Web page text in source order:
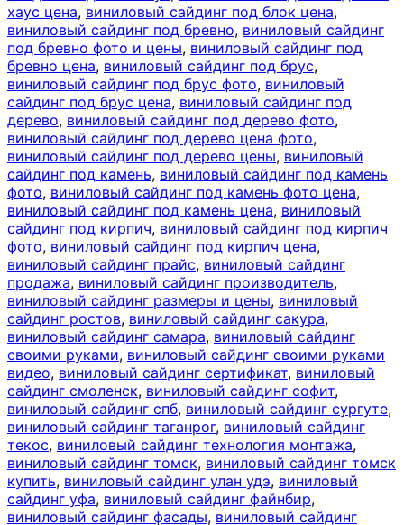
хаус цена, виниловый сайдинг под блок цена,
виниловый сайдинг под бревно, виниловый сайдинг
под бревно фото и цены, виниловый сайдинг под
бревно цена, виниловый сайдинг под брус,
виниловый сайдинг под брус фото, виниловый
сайдинг под брус цена, виниловый сайдинг под
дерево, виниловый сайдинг под дерево фото,
виниловый сайдинг под дерево цена фото,
виниловый сайдинг под дерево цены, виниловый
сайдинг под камень, виниловый сайдинг под камень
фото, виниловый сайдинг под камень фото цена,
виниловый сайдинг под камень цена, виниловый
сайдинг под кирпич, виниловый сайдинг под кирпич
фото, виниловый сайдинг под кирпич цена,
виниловый сайдинг прайс, виниловый сайдинг
продажа, виниловый сайдинг производитель,
виниловый сайдинг размеры и цены, виниловый
сайдинг ростов, виниловый сайдинг сакура,
виниловый сайдинг самара, виниловый сайдинг
своими руками, виниловый сайдинг своими руками
видео, виниловый сайдинг сертификат, виниловый
сайдинг смоленск, виниловый сайдинг софит,
виниловый сайдинг спб, виниловый сайдинг сургуте,
виниловый сайдинг таганрог, виниловый сайдинг
текос, виниловый сайдинг технология монтажа,
виниловый сайдинг томск, виниловый сайдинг томск
купить, виниловый сайдинг улан удэ, виниловый
сайдинг уфа, виниловый сайдинг файнбир,
виниловый сайдинг фасады, виниловый сайдинг